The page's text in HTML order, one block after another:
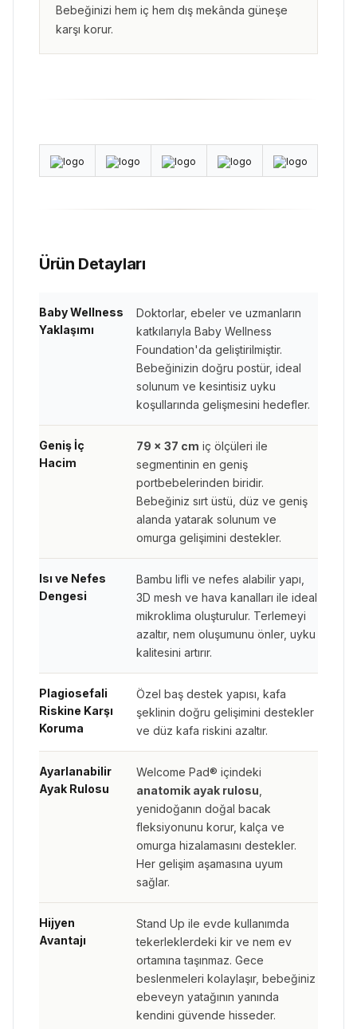
Bebeğinizi hem iç hem dış mekânda güneşe
karşı korur.
Ürün Detayları
Baby Wellness
Yaklaşımı
Doktorlar, ebeler ve uzmanların
katkılarıyla Baby Wellness
Foundation'da geliştirilmiştir.
Bebeğinizin doğru postür, ideal
solunum ve kesintisiz uyku
koşullarında gelişmesini hedefler.
Geniş İç
Hacim
79 × 37 cm iç ölçüleri ile
segmentinin en geniş
portbebelerinden biridir.
Bebeğiniz sırt üstü, düz ve geniş
alanda yatarak solunum ve
omurga gelişimini destekler.
Isı ve Nefes
Dengesi
Bambu lifli ve nefes alabilir yapı,
3D mesh ve hava kanalları ile ideal
mikroklima oluşturulur. Terlemeyi
azaltır, nem oluşumunu önler, uyku
kalitesini artırır.
Plagiosefali
Riskine Karşı
Koruma
Özel baş destek yapısı, kafa
şeklinin doğru gelişimini destekler
ve düz kafa riskini azaltır.
Ayarlanabilir
Ayak Rulosu
Welcome Pad® içindeki
anatomik ayak rulosu
yenidoğanın doğal bacak
fleksiyonunu korur, kalça ve
omurga hizalamasını destekler.
Her gelişim aşamasına uyum
sağlar.
Hijyen
Avantajı
Stand Up ile evde kullanımda
tekerleklerdeki kir ve nem ev
ortamına taşınmaz. Gece
beslenmeleri kolaylaşır, bebeğiniz
ebeveyn yatağının yanında
kendini güvende hisseder.